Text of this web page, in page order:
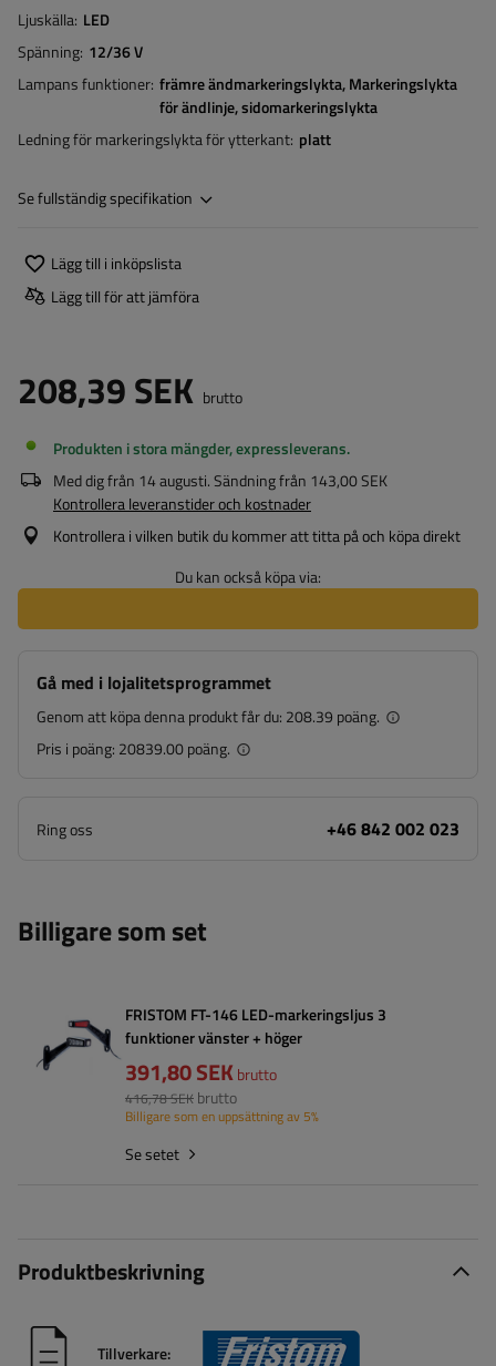
Ljuskälla LED
Spänning 12/36 V
Lampans funktioner främre ändmarkeringslykta Markeringslykta
för ändlinje sidomarkeringslykta
Ledning för markeringslykta för ytterkant platt
Se fullständig specifikation
Lägg till i inköpslista
Lägg till för att jämföra
208,39 SEK brutto
Produkten i stora mängder, expressleverans
Med dig från 14 augusti. Sändning från 143,00 SEK
Kontrollera leveranstider och kostnader
Kontrollera i vilken butik du kommer att titta på och köpa direkt
Du kan också köpa via:
Gå med i lojalitetsprogrammet
Genom att köpa denna produkt får du: 208.39 poäng.
Pris i poäng: 20839.00 poäng.
Ring oss +46 842 002 023
Billigare som set
FRISTOM FT-146 LED-markeringsljus 3
funktioner vänster + höger
391,80 SEKbrutto
416,78 SEK brutto
Billigare som en uppsättning av 5%
Se setet
Produktbeskrivning
Tillverkare: